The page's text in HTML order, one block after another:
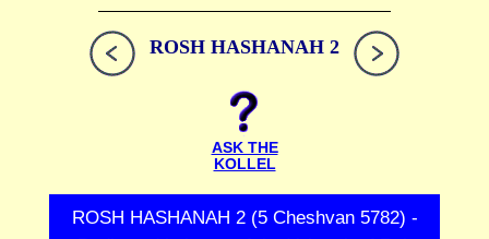
ROSH HASHANAH 2
ASK THE
KOLLEL
ROSH HASHANAH 2 (5 Cheshvan 5782) -